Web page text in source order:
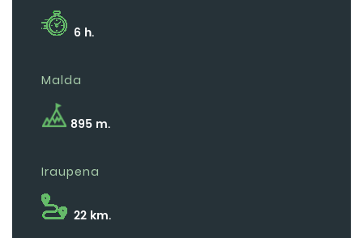
6 h.
Malda
895 m.
Iraupena
22 km.